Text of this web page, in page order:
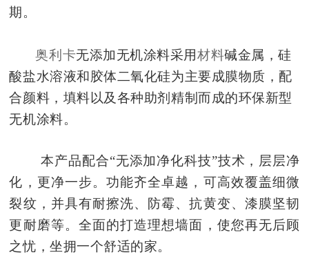
期。
奥利卡无添加无机涂料采用材料碱金属，硅
酸盐水溶液和胶体二氧化硅为主要成膜物质，配
合颜料，填料以及各种助剂精制而成的环保新型
无机涂料。
本产品配合“无添加净化科技”技术，层层净
化，更净一步。功能齐全卓越，可高效覆盖细微
裂纹，并具有耐擦洗、防霉、抗黄变、漆膜坚韧
更耐磨等。全面的打造理想墙面，使您再无后顾
之忧，坐拥一个舒适的家。